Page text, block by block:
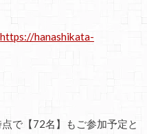
https://hanashikata-
で【72名】もご参加予定と